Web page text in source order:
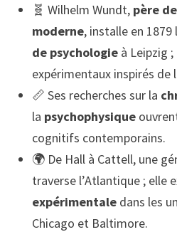
🧬 Wilhelm Wundt, père
moderne, installe en 1879
de psychologieà Leipzig ;
expérimentaux inspirés de
📏 Ses recherches sur la
la psychophysique
cognitifs contemporains.
🌍 De Hall à Cattell, une
traverse l’Atlantique ; elle
expérimentaledans les
Chicago et Baltimore.